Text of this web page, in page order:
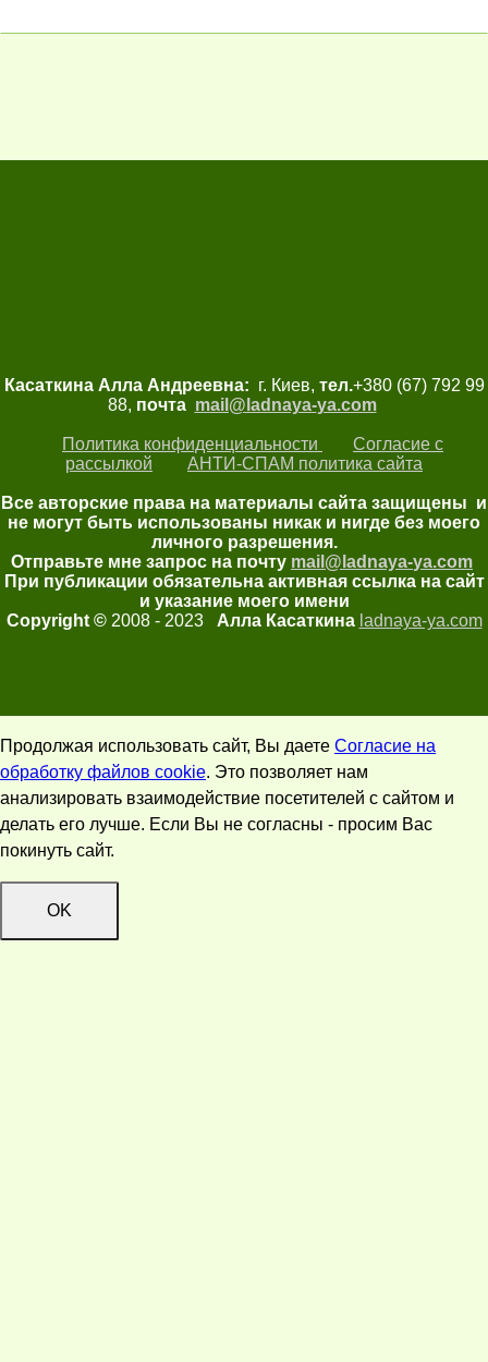
Касаткина Алла Андреевна: г. Киев, тел.+380 (67) 792 99
88, почта mail@ladnaya-ya.com
Политика конфиденциальности
Согласие с
рассылкой
АНТИ-СПАМ политика сайта
Все авторские права на материалы сайта защищены и
не могут быть использованы никак и нигде без моего
личного разрешения.
Отправьте мне запрос на почту mail@ladnaya-ya.com
При публикации обязательна активная ссылка на сайт
и указание моего имени
Copyright ©2008 - 2023 Алла Касаткина ladnaya-ya.com
Продолжая использовать сайт, Вы даете Согласие на
обработку файлов cookie. Это позволяет нам
анализировать взаимодействие посетителей с сайтом и
делать его лучше. Если Вы не согласны - просим Вас
покинуть сайт.
OK